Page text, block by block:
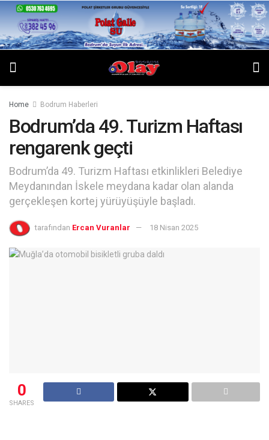
Home Bodrum Haberleri
Bodrum’da 49. Turizm Haftası
rengarenk geçti
Bodrum’da 49. Turizm Haftası etkinlikleri Belediye
Meydanından İskele meydana kadar olan alanda
gerçekleşen kortej yürüyüşüyle başladı.
tarafından Ercan Vuranlar 18 Nisan 2025
0
SHARES